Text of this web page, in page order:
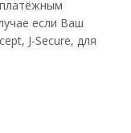
если Ваш
J-Secure, для